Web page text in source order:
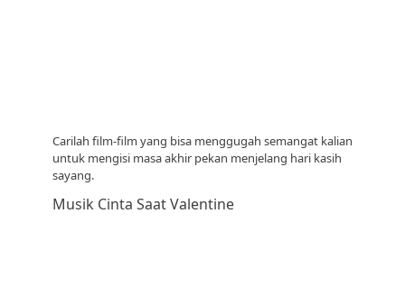
Carilah film-film yang bisa menggugah semangat kalian
untuk mengisi masa akhir pekan menjelang hari kasih
sayang.
Musik Cinta Saat Valentine